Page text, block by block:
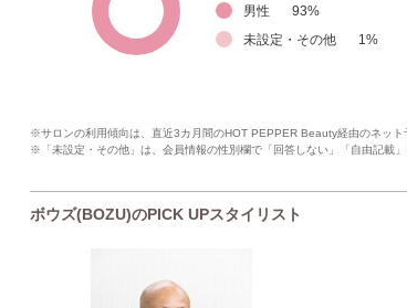
男性
93%
未設定・その他
1 %
※サロンの利用傾向は、直近3カ月間のHOT PEPPER Beauty経由のネット
※「未設定・その他」は、会員情報の性別欄で「回答しない」「自由記載
ボウズ(BOZU)のPICK UPスタイリスト